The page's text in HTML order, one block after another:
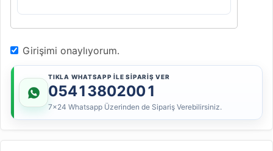
Girişimi onaylıyorum.
TIKLA WHATSAPP İLE SİPARİŞ VER
05413802001
7x24 Whatsapp Üzerinden de Sipariş Verebilirsiniz.